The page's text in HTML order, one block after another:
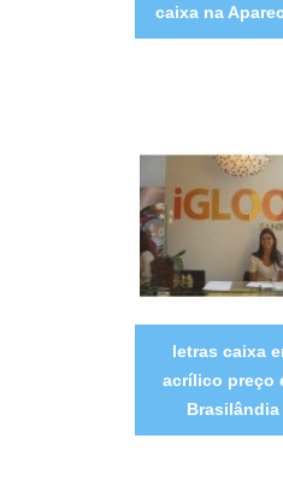
caixa na
letras caixa
acrílico preço
Brasilândia